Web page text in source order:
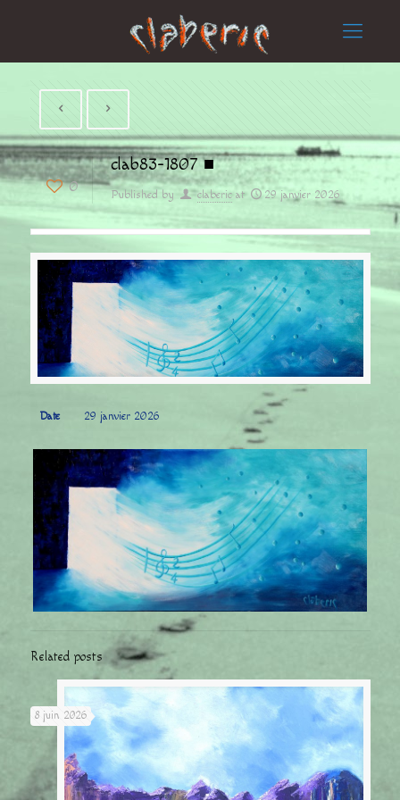
0
clab83-1807 ■
Published by claberic at 29 janvier 2026
Date 29 janvier 2026
Related posts
8 juin 2026